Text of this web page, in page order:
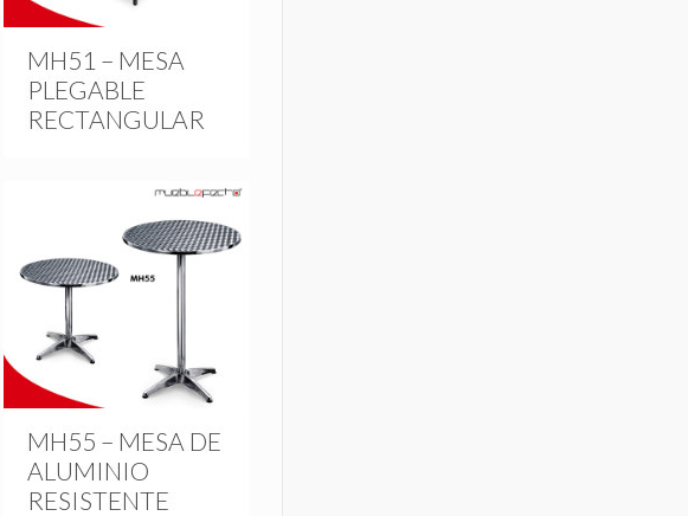
MH51 – MESA
PLEGABLE
RECTANGULAR
MH55 – MESA DE
ALUMINIO
RESISTENTE